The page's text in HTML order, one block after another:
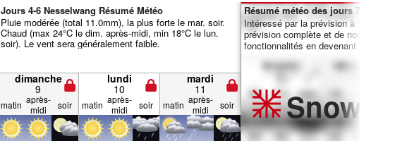
Jours 4-6 Nesselwang Résumé Météo
Pluie modérée (total 11.0mm), la plus forte le mar. soir.
Chaud (max 24°C le dim. après-midi, min 18°C le lun.
soir). Le vent sera généralement faible.
dimanche
9
lundi
10
mardi
11
matin après-
midi
soir matin après-
midi
soir matin après-
midi
soir
Résumé météo des jours 7-16 :
Intéressé par la prévision à 16 jours
prévision complète et de
fonctionnalités en devenant membre
Snow